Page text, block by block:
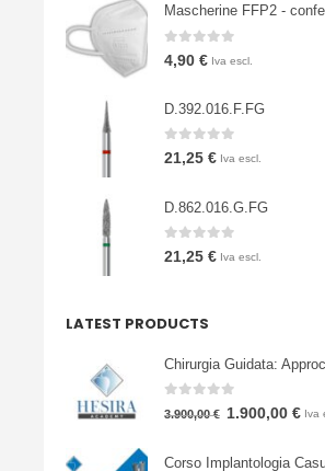
Mascherine FFP2 -
0 Su 5
4,90 € Iva escl.
D.392.016.F.FG
0Su 5
21,25 € Iva escl.
D.862.016.G.FG
0Su 5
21,25 € Iva escl.
LATEST PRODUCTS
3.900,00€ Il
originale
1.900,00 €IlIva
Corso Implantologia